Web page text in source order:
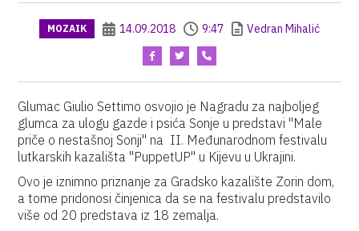
MOZAIK 14.09.2018 9:47 Vedran Mihalić
Glumac Giulio Settimo osvojio je Nagradu za najboljeg
glumca za ulogu gazde i psića Sonje u predstavi "Male
priče o nestašnoj Sonji" na II. Međunarodnom festivalu
lutkarskih kazališta "PuppetUP" u Kijevu u Ukrajini.
Ovo je iznimno priznanje za Gradsko kazalište Zorin dom,
a tome pridonosi činjenica da se na festivalu predstavilo
više od 20 predstava iz 18 zemalja.